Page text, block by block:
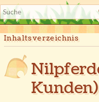
Inhaltsverzeichnis
Kunden)